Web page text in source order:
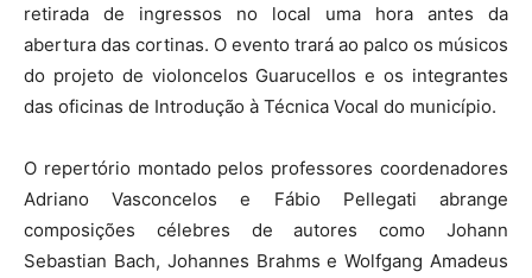
retirada de ingressos no local uma hora antes da
abertura das cortinas. O evento trará ao palco os músicos
do projeto de violoncelos Guarucellos e os integrantes
das oficinas de Introdução à Técnica Vocal do município.
O repertório montado pelos professores coordenadores
Adriano Vasconcelos e Fábio Pellegati abrange
composições célebres de autores como Johann
Sebastian Bach, Johannes Brahms e Wolfgang Amadeus